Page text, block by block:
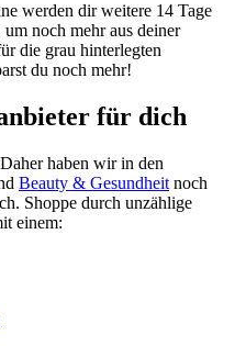
werden dir weitere 14 Tage
noch mehr aus deiner
die grau hinterlegten
du noch mehr!
für dich
haben wir in den
Beauty & Gesundheit noch
Shoppe durch unzählige
einem: